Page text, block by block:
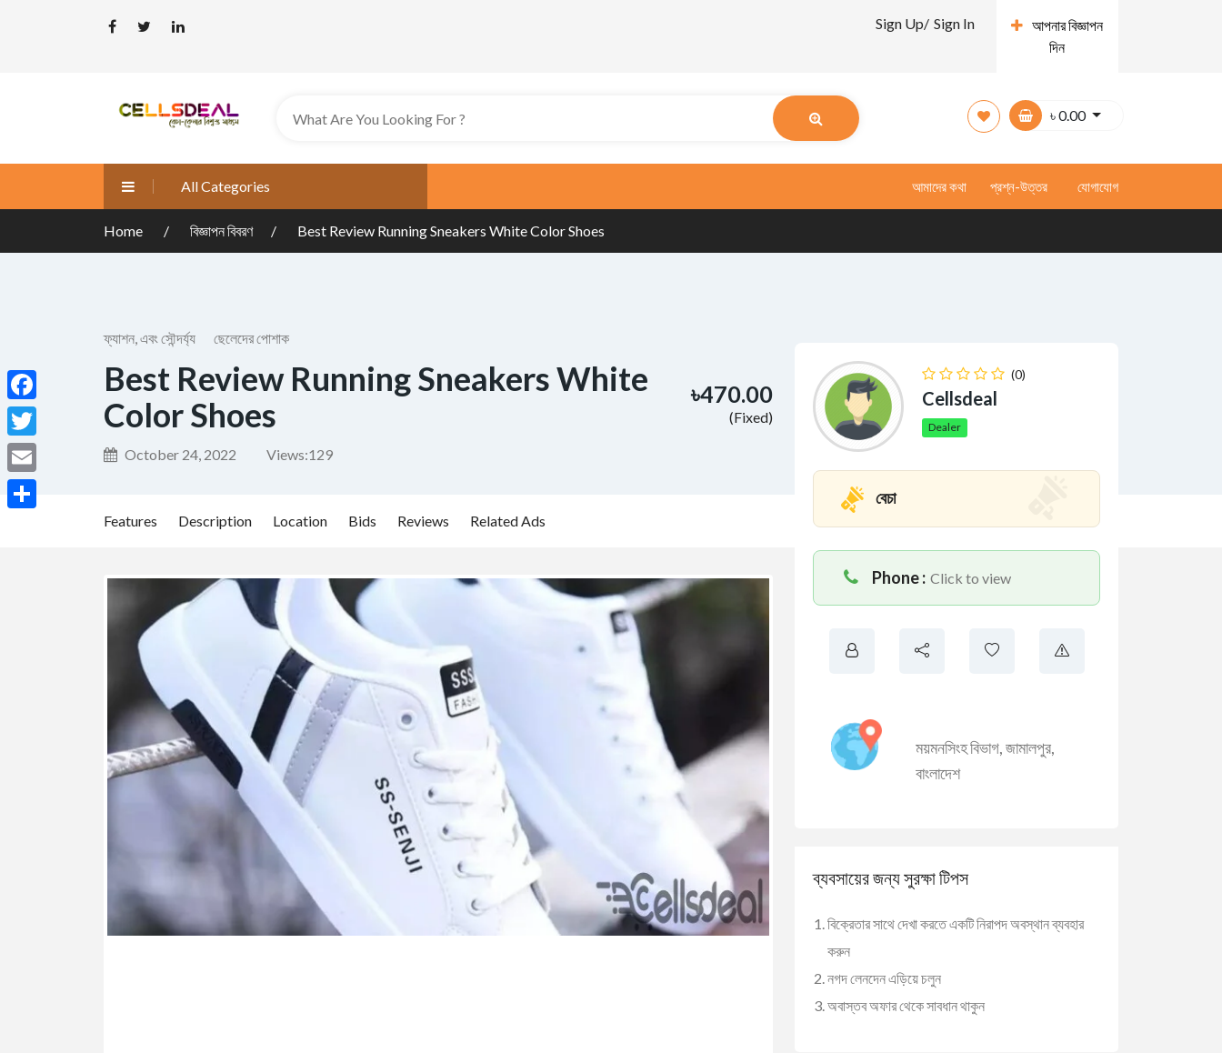
Sign Up/ Sign In
আপনার বিজ্ঞাপন
দিন
৳0.00
All Categories আমাদের কথা প্রশ্ন-উত্তর যোগাযোগ
Home বিজ্ঞাপন বিবরণ Best Review Running Sneakers White Color Shoes
ফ্যাশন, এবং সৌন্দর্য্য ছেলেদের পোশাক
Best Review Running Sneakers White
Color Shoes
October 24, 2022 Views:129
৳470.00
(Fixed)
Features Description Location Bids Reviews Related Ads
(0)
Cellsdeal
Dealer
বেচা
Phone : Click to view
ময়মনসিংহ বিভাগ,জামালপুর,
বাংলাদেশ
ব্যবসায়ের জন্য সুরক্ষা টিপস
বিক্রেতার সাথে দেখা করতে একটি নিরাপদ অবস্থান ব্যবহার
করুন
নগদ লেনদেন এড়িয়ে চলুন
অবাস্তব অফার থেকে সাবধান থাকুন
Facebook
Twitter
Email